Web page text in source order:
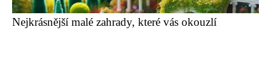
Nejkrásnější malé zahrady, které vás okouzlí